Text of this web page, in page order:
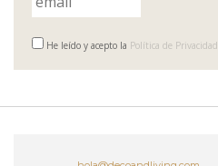
He leído y acepto la Política de Privacidad